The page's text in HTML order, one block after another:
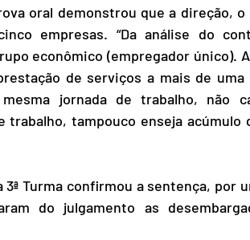
oral demonstrou que a direção,
empresas. “Da análise do
econômico (empregador único).
de serviços a mais de uma
jornada de trabalho, não
tampouco enseja acúmulo
3ª Turma confirmou a sentença, por
do julgamento as